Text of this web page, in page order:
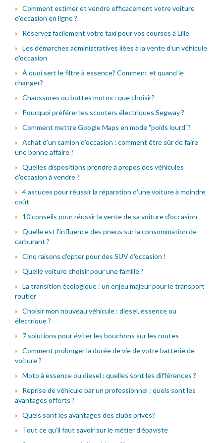
Comment estimer et vendre efficacement votre voiture
d'occasion en ligne ?
Réservez facilement votre taxi pour vos courses à Lille
Les démarches administratives liées à la vente d'un véhicule
d'occasion
À quoi sert le filtre à essence? Comment et quand le
changer?
Chaussures ou bottes motos : que choisir?
Pourquoi préférer les scooters électriques Segway ?
Comment mettre Google Maps en mode "poids lourd"?
Achat d'un camion d'occasion : comment être sûr de faire
une bonne affaire ?
Quelles dispositions prendre à propos des véhicules
d'occasion à vendre ?
4 astuces pour réussir la réparation d'une voiture à moindre
coût
10 conseils pour réussir la vente de sa voiture d'occasion
Quelle est l'influence des pneus sur la consommation de
carburant ?
Cinq raisons d'opter pour des SUV d'occasion !
Quelle voiture choisir pour une famille ?
La transition écologique : un enjeu majeur pour le transport
routier
Choisir mon nouveau véhicule : diesel, essence ou
électrique ?
7 solutions pour éviter les bouchons sur les routes
Comment prolonger la durée de vie de votre batterie de
voiture ?
Moto à essence ou diesel : quelles sont les différences ?
Reprise de véhicule par un professionnel : quels sont les
avantages offerts ?
Quels sont les avantages des clubs privés?
Tout ce qu'il faut savoir sur le métier d'épaviste